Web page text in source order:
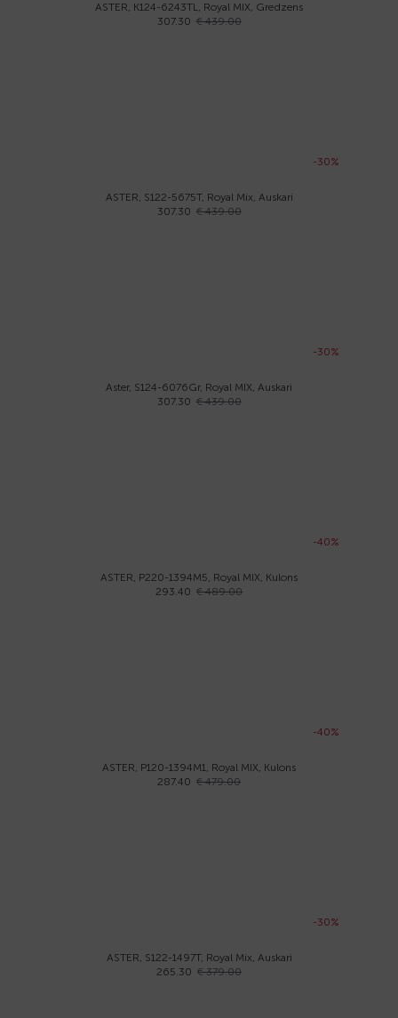
ASTER, K124-6243TL, Royal MIX, Gredzens
307.30 € 439.00
-30%
ASTER, S122-5675T, Royal Mix, Auskari
307.30 € 439.00
-30%
Aster, S124-6076Gr, Royal MIX, Auskari
307.30 € 439.00
-40%
ASTER, P220-1394M5, Royal MIX, Kulons
293.40 € 489.00
-40%
ASTER, P120-1394M1, Royal MIX, Kulons
287.40 € 479.00
-30%
ASTER, S122-1497T, Royal Mix, Auskari
265.30 € 379.00